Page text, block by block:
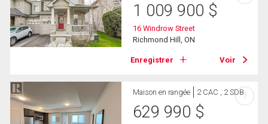
1 009 900 $
16 Windrow Street
Richmond Hill, ON
Enregistrer Voir
Maison en rangée 2 CAC , 2 SDB
629 990 $
?